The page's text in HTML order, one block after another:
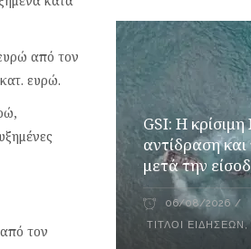
από τον
ευρώ.
τον
GSI: Η
αντίδραση
μετά την
06/08/2026
ΤΊΤΛΟΙ ΕΙΔΉΣΕΩΝ